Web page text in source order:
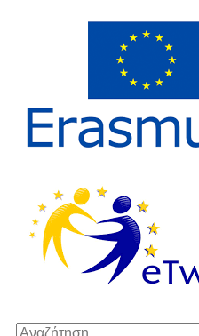
Αναζήτηση